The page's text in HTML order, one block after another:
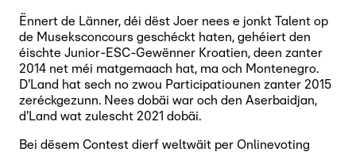
Ënnert de Länner, déi dëst Joer nees e jonkt Talent op
de Museksconcours geschéckt haten, gehéiert den
éischte Junior-ESC-Gewënner Kroatien, deen zanter
2014 net méi matgemaach hat, ma och Montenegro.
D'Land hat sech no zwou Participatiounen zanter 2015
zeréckgezunn. Nees dobäi war och den Aserbaidjan,
d'Land wat zulescht 2021 dobäi.
Bei dësem Contest dierf weltwäit per Onlinevoting